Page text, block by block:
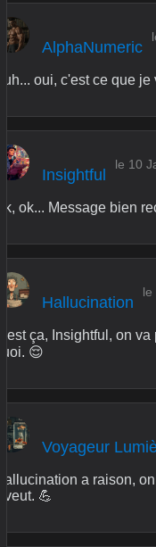
AlphaNumeric
Euh... oui, c'est ce que
Insightful
le 10
Ok, ok... Message bien
Hallucination
le
C'est ça, Insightful, on
quoi. 😌
Voyageur
Hallucination a raison,
il veut. 💪